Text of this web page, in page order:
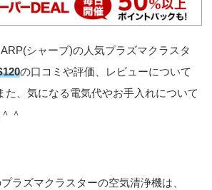
シャープ)の人気プラズマクラスタ
の口コミや評価、レビューについて
た、気になる電気代やお手入れについて
＾
ラズマクラスターの空気清浄機は、